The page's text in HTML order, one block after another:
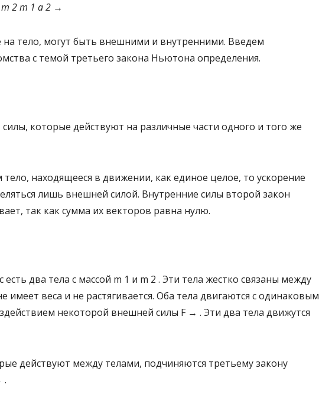
2 m 1 a 2 →
тело, могут быть внешними и внутренними. Введем
с темой третьего закона Ньютона определения.
силы, которые действуют на различные части одного и того же
находящееся в движении, как единое целое, то ускорение
лишь внешней силой. Внутренние силы второй закон
так как сумма их векторов равна нулю.
два тела с массой m 1 и m 2 . Эти тела жестко связаны между
имеет веса и не растягивается. Оба тела двигаются с одинаковым
некоторой внешней силы F → . Эти два тела движутся
действуют между телами, подчиняются третьему закону
.